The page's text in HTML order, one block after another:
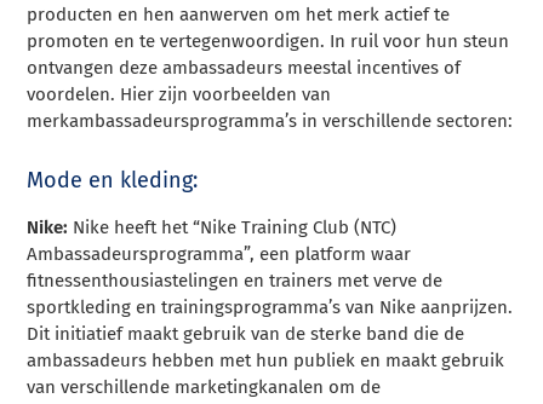
producten en hen aanwerven om het merk actief te
promoten en te vertegenwoordigen. In ruil voor hun steun
ontvangen deze ambassadeurs meestal incentives of
voordelen. Hier zijn voorbeelden van
merkambassadeursprogramma’s in verschillende sectoren:
Mode en kleding:
Nike: Nike heeft het “Nike Training Club (NTC)
Ambassadeursprogramma”, een platform waar
fitnessenthousiastelingen en trainers met verve de
sportkleding en trainingsprogramma’s van Nike aanprijzen.
Dit initiatief maakt gebruik van de sterke band die de
ambassadeurs hebben met hun publiek en maakt gebruik
van verschillende marketingkanalen om de